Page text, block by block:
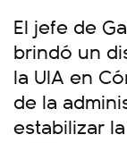
El jefe de
brindó un
la UIA en
de la
estabilizar